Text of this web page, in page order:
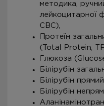
методика,
CBC),
Протеїн
(Total Protein,
Глюкоза
Білірубін
Білірубін
Білірубін